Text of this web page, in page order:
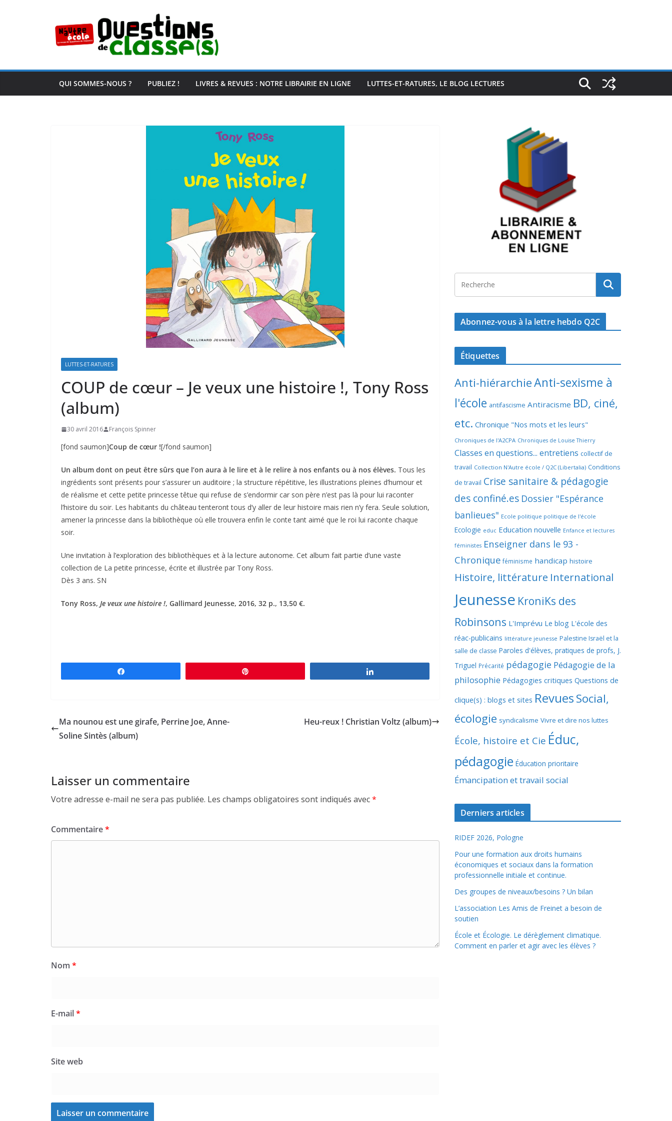
QUI SOMMES-NOUS ? PUBLIEZ ! LIVRES & REVUES : NOTRE LIBRAIRIE EN LIGNE LUTTES-ET-RATURES, LE BLOG LECTURES
LUTTES-ET-RATURES
COUP de cœur – Je veux une histoire !, Tony Ross
(album)
30 avril 2016 François Spinner
[fond saumon]Coup de cœur ![/fond saumon]
Un album dont on peut être sûrs que l’on aura à le lire et à le relire à nos enfants ou à nos élèves. Tous les
ingrédients sont présents pour s’assurer un auditoire ; la structure répétitive, les illustrations pleines d’humour et
de réalisme et cette petite princesse têtue qui refuse de s’endormir car son père n’est pas là pour lui raconter
l’histoire du soir. Les habitants du château tenteront tous d’y aller de leur histoire mais rien n’y fera. Seule solution,
amener la princesse dans la bibliothèque où elle trouvera enfin le conte tant aimé que le roi lui raconte chaque
soir.
Une invitation à l’exploration des bibliothèques et à la lecture autonome. Cet album fait partie d’une vaste
collection de La petite princesse, écrite et illustrée par Tony Ross.
Dès 3 ans. SN
Tony Ross, Je veux une histoire !, Gallimard Jeunesse, 2016, 32 p., 13,50 €.
Ma nounou est une girafe, Perrine Joe, Anne-
Soline Sintès (album)
Heu-reux ! Christian Voltz (album)
Laisser un commentaire
Votre adresse e-mail ne sera pas publiée. Les champs obligatoires sont indiqués avec*
Commentaire*
Nom *
E-mail*
Site web
Abonnez-vous à la lettre hebdo Q2C
Étiquettes
Anti-hiérarchieAnti-sexisme à
l'école antifascisme Antiracisme BD, ciné,
etc. Chronique "Nos mots et les leurs"
Chroniques de l'A2CPA Chroniques de Louise Thierry
Classes en questions... entretiens collectif de
travail Collection N'Autre école / Q2C (Libertalia) Conditions
de travail Crise sanitaire & pédagogie
des confiné.es Dossier "Espérance
banlieues" Ecole politique politique de l'école
Ecologie educ Education nouvelle Enfance et lectures
féministes Enseigner dans le 93 -
Chronique féminisme handicap histoire
Histoire, littérature International
Jeunesse KroniKs des
Robinsons L'Imprévu Le blog L'école des
réac-publicains littérature jeunesse Palestine Israël et la
salle de classe Paroles d'élèves, pratiques de profs, J.
Triguel Précarité pédagogie Pédagogie de la
philosophie Pédagogies critiques Questions de
clique(s) : blogs et sites RevuesSocial,
écologie syndicalisme Vivre et dire nos luttes
École, histoire et Cie Éduc,
pédagogie Éducation prioritaire
Émancipation et travail social
Derniers articles
RIDEF 2026, Pologne
Pour une formation aux droits humains
économiques et sociaux dans la formation
professionnelle initiale et continue.
Des groupes de niveaux/besoins ? Un bilan
L’association Les Amis de Freinet a besoin de
soutien
École et Écologie. Le dérèglement climatique.
Comment en parler et agir avec les élèves ?